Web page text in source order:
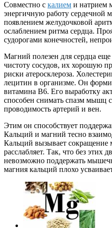
Совместно с калием и натрием
энергичную работу сердечной
появлением желудочковой
ослаблением ритма сердца.
судорогами конечностей,
Магний полезен для сердца
чистоту сосудов, их хорошую
риски атеросклероза.
лецитин в организме. Он
витамина В6. Его выработку
способен снимать спазм мышц
проводимость артерий и вен.
Этим он способствует
Кальций и магний тесно
Кальций вызывает
расслабляет. Так, что без этих
невозможно поддержать
магния кальций плохо